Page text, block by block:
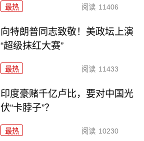
最热 阅读 11406
向特朗普同志致敬！美政坛上演
“超级抹红大赛”
最热 阅读 11433
印度豪赌千亿卢比，要对中国光
伏“卡脖子”？
最热 阅读 10230